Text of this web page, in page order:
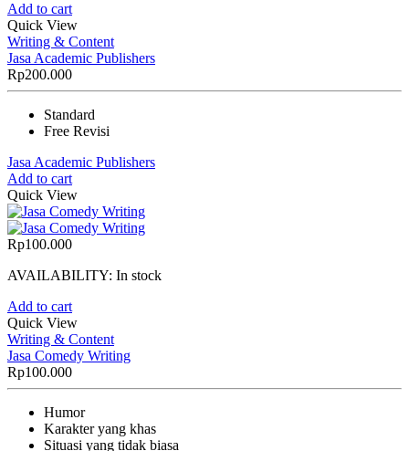
Add to cart
Quick View
Writing & Content
Jasa Academic Publishers
Rp200.000
Standard
Free Revisi
Jasa Academic Publishers
Add to cart
Quick View
Rp100.000
AVAILABILITY: In stock
Add to cart
Quick View
Writing & Content
Jasa Comedy Writing
Rp100.000
Humor
Karakter yang khas
Situasi yang tidak biasa